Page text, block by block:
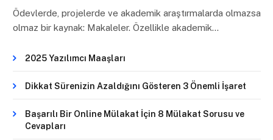
Ödevlerde, projelerde ve akademik araştırmalarda olmazsa
olmaz bir kaynak: Makaleler. Özellikle akademik…
2025 Yazılımcı Maaşları
Dikkat Sürenizin Azaldığını Gösteren 3 Önemli İşaret
Başarılı Bir Online Mülakat İçin 8 Mülakat Sorusu ve
Cevapları